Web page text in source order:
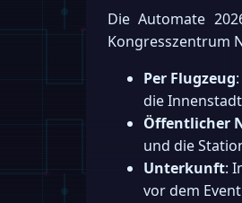
Die Automate
Kongresszentrum
Per Flugzeug
die
Öffentlicher
und die
Unterkunft:
vor dem